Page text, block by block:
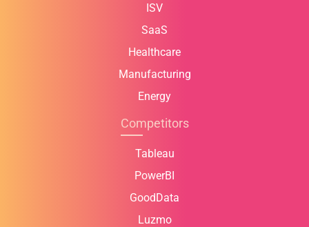
ISV
SaaS
Healthcare
Manufacturing
Energy
Competitors
Tableau
PowerBI
GoodData
Luzmo